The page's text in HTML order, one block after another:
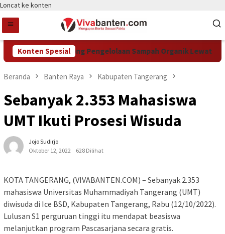
Loncat ke konten
Konten Spesial
Tangsel Dorong Pengelolaan Sampah Organik Lewat
Beranda Banten Raya Kabupaten Tangerang
Sebanyak 2.353 Mahasiswa
UMT Ikuti Prosesi Wisuda
Jojo Sudirjo
Oktober 12, 2022
628 Dilihat
KOTA TANGERANG, (VIVABANTEN.COM) – Sebanyak 2.353
mahasiswa Universitas Muhammadiyah Tangerang (UMT)
diwisuda di Ice BSD, Kabupaten Tangerang, Rabu (12/10/2022).
Lulusan S1 perguruan tinggi itu mendapat beasiswa
melanjutkan program Pascasarjana secara gratis.